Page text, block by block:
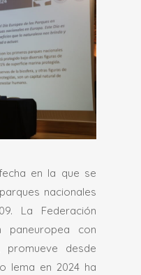
en la que se
nacionales
La Federación
paneuropea con
desde
lema en 2024 ha